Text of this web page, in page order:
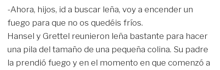
-Ahora, hijos, id a buscar leña, voy a encender un
fuego para que no os quedéis fríos.
Hansel y Grettel reunieron leña bastante para hacer
una pila del tamaño de una pequeña colina. Su padre
la prendió fuego y en el momento en que comenzó a